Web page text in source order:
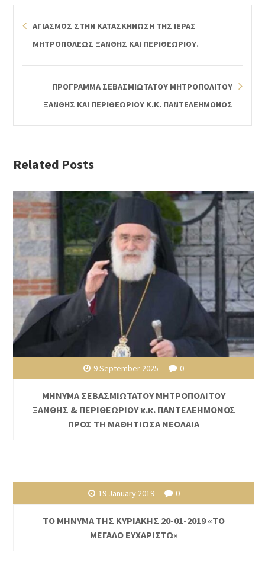
ΑΓΙΑΣΜΟΣ ΣΤΗΝ ΚΑΤΑΣΚΗΝΩΣΗ ΤΗΣ ΙΕΡΑΣ
ΜΗΤΡΟΠΟΛΕΩΣ ΞΑΝΘΗΣ ΚΑΙ ΠΕΡΙΘΕΩΡΙΟΥ.
ΠΡΟΓΡΑΜΜΑ ΣΕΒΑΣΜΙΩΤΑΤΟΥ ΜΗΤΡΟΠΟΛΙΤΟΥ
ΞΑΝΘΗΣ ΚΑΙ ΠΕΡΙΘΕΩΡΙΟΥ Κ.Κ. ΠΑΝΤΕΛΕΗΜΟΝΟΣ
Related Posts
9 September 2025 0
ΜΗΝΥΜΑ ΣΕΒΑΣΜΙΩΤΑΤΟΥ ΜΗΤΡΟΠΟΛΙΤΟΥ
ΞΑΝΘΗΣ & ΠΕΡΙΘΕΩΡΙΟΥ κ.κ. ΠΑΝΤΕΛΕΗΜΟΝΟΣ
ΠΡΟΣ ΤΗ ΜΑΘΗΤΙΩΣΑ ΝΕΟΛΑΙΑ
19 January 2019 0
ΤΟ ΜΗΝΥΜΑ ΤΗΣ ΚΥΡΙΑΚΗΣ 20-01-2019 «ΤΟ
ΜΕΓΑΛΟ ΕΥΧΑΡΙΣΤΩ»